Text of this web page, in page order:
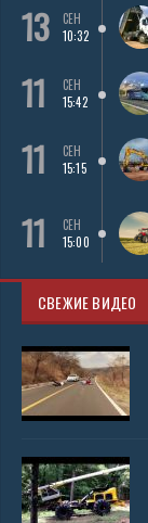
13
СЕН
10:32
11
СЕН
15:42
11
СЕН
15:15
11
СЕН
15:00
СВЕЖИЕ ВИДЕО